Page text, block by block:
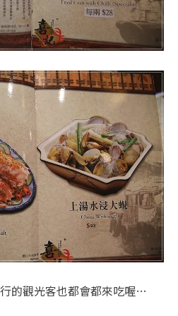
的觀光客也都會都來吃喔…